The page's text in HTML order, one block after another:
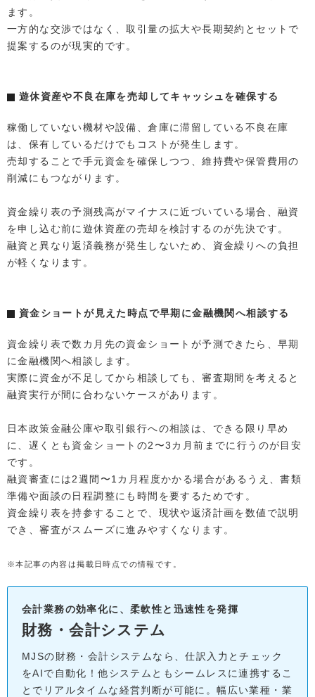
ます。
一方的な交渉ではなく、取引量の拡大や長期契約とセットで
提案するのが現実的です。
遊休資産や不良在庫を売却してキャッシュを確保する
稼働していない機材や設備、倉庫に滞留している不良在庫
は、保有しているだけでもコストが発生します。
売却することで手元資金を確保しつつ、維持費や保管費用の
削減にもつながります。
資金繰り表の予測残高がマイナスに近づいている場合、融資
を申し込む前に遊休資産の売却を検討するのが先決です。
融資と異なり返済義務が発生しないため、資金繰りへの負担
が軽くなります。
資金ショートが見えた時点で早期に金融機関へ相談する
資金繰り表で数カ月先の資金ショートが予測できたら、早期
に金融機関へ相談します。
実際に資金が不足してから相談しても、審査期間を考えると
融資実行が間に合わないケースがあります。
日本政策金融公庫や取引銀行への相談は、できる限り早め
に、遅くとも資金ショートの2〜3カ月前までに行うのが目安
です。
融資審査には2週間〜1カ月程度かかる場合があるうえ、書類
準備や面談の日程調整にも時間を要するためです。
資金繰り表を持参することで、現状や返済計画を数値で説明
でき、審査がスムーズに進みやすくなります。
※本記事の内容は掲載日時点での情報です。
会計業務の効率化に、柔軟性と迅速性を発揮
財務・会計システム
MJSの財務・会計システムなら、仕訳入力とチェック
をAIで自動化！他システムともシームレスに連携するこ
とでリアルタイムな経営判断が可能に。幅広い業種・業